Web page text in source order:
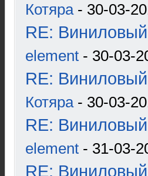
Котяра- 30-03-
RE: Виниловый
element - 30-03-
RE: Виниловый
Котяра- 30-03-
RE: Виниловый
element - 31-03-
RE: Виниловый